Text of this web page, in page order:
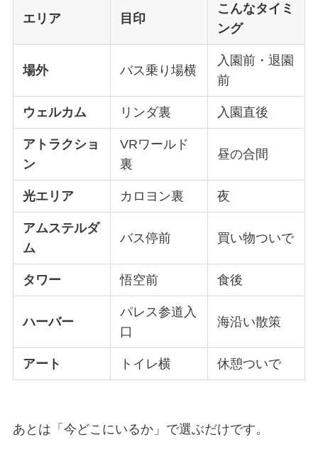
エリア 目印
こんなタイミ
ング
場外 バス乗り場横
入園前・退園
前
ウェルカム リンダ裏 入園直後
アトラクショ
ン
VRワールド
裏
昼の合間
光エリア カロヨン裏 夜
アムステルダ
ム
バス停前 買い物ついで
タワー 悟空前 食後
ハーバー
パレス参道入
口
海沿い散策
アート トイレ横 休憩ついで
あとは「今どこにいるか」で選ぶだけです。